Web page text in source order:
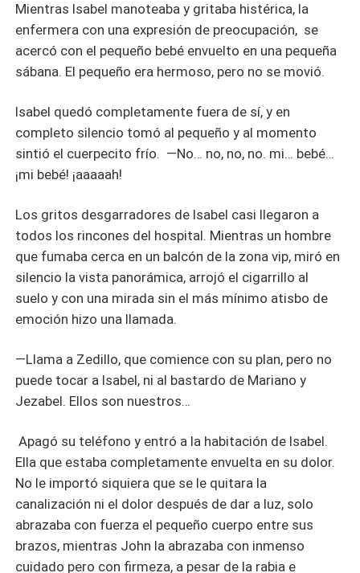
que no pudo protegerte" "Al final del día, yo también
quiero decir que te amo".
Mientras Isabel manoteaba y gritaba histérica, la
enfermera con una expresión de preocupación, se
acercó con el pequeño bebé envuelto en una pequeña
sábana. El pequeño era hermoso, pero no se movió.
Isabel quedó completamente fuera de sí, y en
completo silencio tomó al pequeño y al momento
sintió el cuerpecito frío. —No… no, no, no. mi… bebé…
¡mi bebé! ¡aaaaah!
Los gritos desgarradores de Isabel casi llegaron a
todos los rincones del hospital. Mientras un hombre
que fumaba cerca en un balcón de la zona vip, miró en
silencio la vista panorámica, arrojó el cigarrillo al
suelo y con una mirada sin el más mínimo atisbo de
emoción hizo una llamada.
—Llama a Zedillo, que comience con su plan, pero no
puede tocar a Isabel, ni al bastardo de Mariano y
Jezabel. Ellos son nuestros…
Apagó su teléfono y entró a la habitación de Isabel.
Ella que estaba completamente envuelta en su dolor.
No le importó siquiera que se le quitara la
canalización ni el dolor después de dar a luz, solo
abrazaba con fuerza el pequeño cuerpo entre sus
brazos, mientras John la abrazaba con inmenso
cuidado pero con firmeza, a pesar de la rabia e